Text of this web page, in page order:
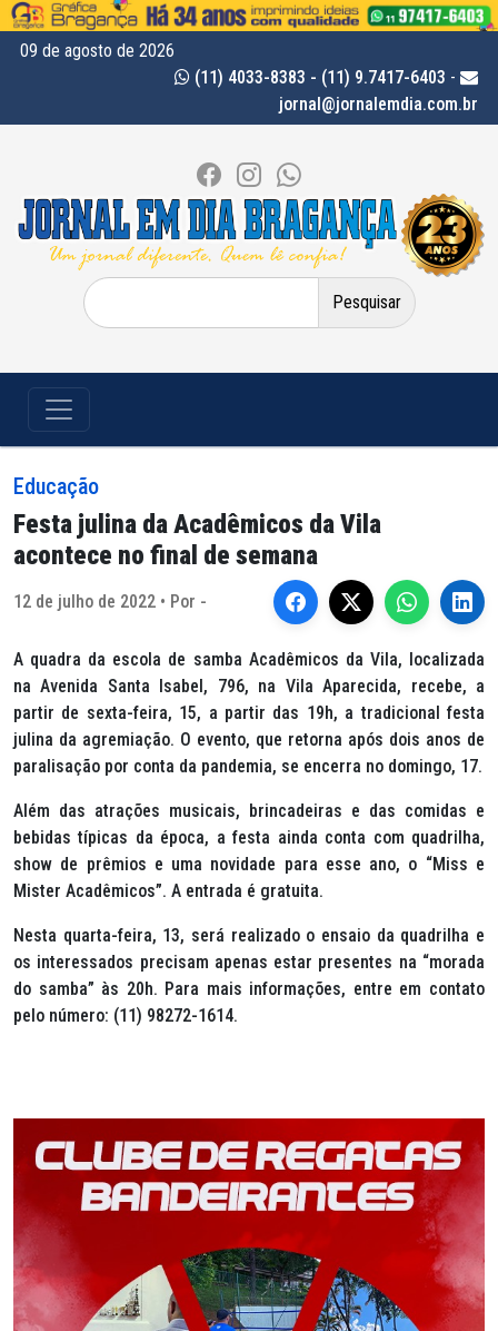
09 de agosto de 2026
(11) 4033-8383 - (11) 9.7417-6403 -
jornal@jornalemdia.com.br
Pesquisar
por:
Educação
Festa julina da Acadêmicos da Vila
acontece no final de semana
12 de julho de 2022 • Por -
A quadra da escola de samba Acadêmicos da Vila, localizada
na Avenida Santa Isabel, 796, na Vila Aparecida, recebe, a
partir de sexta-feira, 15, a partir das 19h, a tradicional festa
julina da agremiação. O evento, que retorna após dois anos de
paralisação por conta da pandemia, se encerra no domingo, 17.
Além das atrações musicais, brincadeiras e das comidas e
bebidas típicas da época, a festa ainda conta com quadrilha,
show de prêmios e uma novidade para esse ano, o “Miss e
Mister Acadêmicos”. A entrada é gratuita.
Nesta quarta-feira, 13, será realizado o ensaio da quadrilha e
os interessados precisam apenas estar presentes na “morada
do samba” às 20h. Para mais informações, entre em contato
pelo número: (11) 98272-1614.